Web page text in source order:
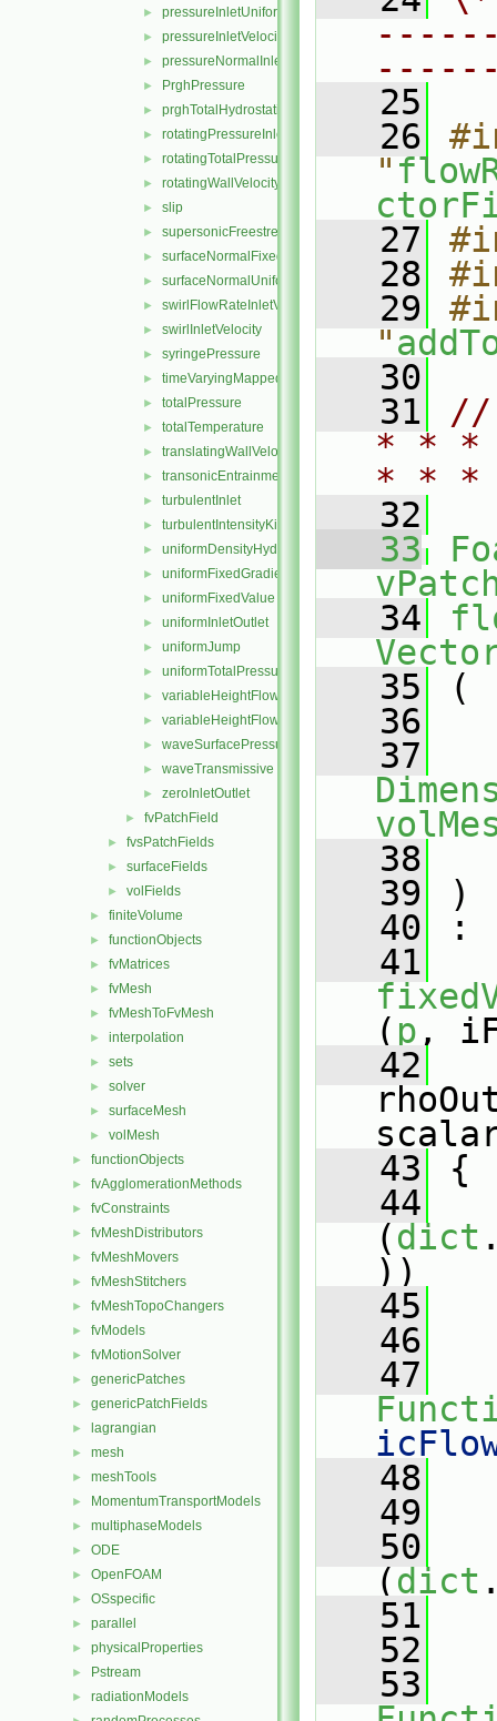
► pressureInletUniformVelocity
► pressureInletVelocity
► pressureNormalInletOutletVelocity
► PrghPressure
► prghTotalHydrostaticPressure
► rotatingPressureInletOutletVelocity
► rotatingTotalPressure
► rotatingWallVelocity
► slip
► supersonicFreestream
► surfaceNormalFixedValue
► surfaceNormalUniformFixedValue
► swirlFlowRateInletVelocity
► swirlInletVelocity
► syringePressure
► timeVaryingMappedFixedValue
► totalPressure
► totalTemperature
► translatingWallVelocity
► transonicEntrainmentPressure
► turbulentInlet
► turbulentIntensityKineticEnergyInlet
► uniformDensityHydrostaticPressure
► uniformFixedGradient
► uniformFixedValue
► uniformInletOutlet
► uniformJump
► uniformTotalPressure
► variableHeightFlowRate
► variableHeightFlowRateInletVelocity
► waveSurfacePressure
► waveTransmissive
► zeroInletOutlet
► fvPatchField
► fvsPatchFields
► surfaceFields
► volFields
► finiteVolume
► functionObjects
► fvMatrices
► fvMesh
► fvMeshToFvMesh
► interpolation
► sets
► solver
► surfaceMesh
► volMesh
► functionObjects
► fvAgglomerationMethods
► fvConstraints
► fvMeshDistributors
► fvMeshMovers
► fvMeshStitchers
► fvMeshTopoChangers
► fvModels
► fvMotionSolver
► genericPatches
► genericPatchFields
► lagrangian
► mesh
► meshTools
► MomentumTransportModels
► multiphaseModels
► ODE
► OpenFOAM
► OSspecific
► parallel
► physicalProperties
► Pstream
► radiationModels
   25
   26
"
   27
   28
   29
"
   30
   31
//
* * *
* *
   32
   33
   34
   35
(
   36
   37
   38
   39
)
   40
:
   41
( p ,
   42
   43
{
   44
(dict
))
   45
   46
   47
   48
   49
   50
(dict
   51
   52
   53